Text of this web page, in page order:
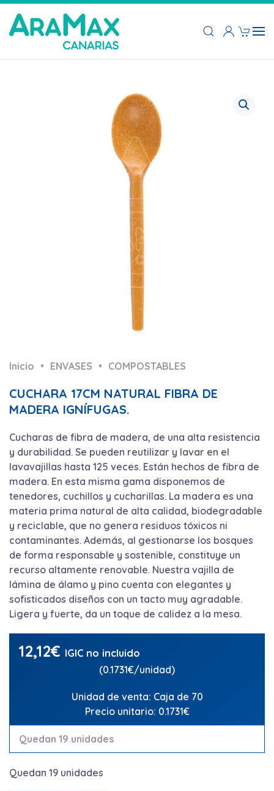
Inicio ENVASES COMPOSTABLES
CUCHARA 17CM NATURAL FIBRA DE
MADERA IGNÍFUGAS.
Cucharas de fibra de madera, de una alta resistencia
y durabilidad. Se pueden reutilizar y lavar en el
lavavajillas hasta 125 veces. Están hechos de fibra de
madera. En esta misma gama disponemos de
tenedores, cuchillos y cucharillas. La madera es una
materia prima natural de alta calidad, biodegradable
y reciclable, que no genera residuos tóxicos ni
contaminantes. Además, al gestionarse los bosques
de forma responsable y sostenible, constituye un
recurso altamente renovable. Nuestra vajilla de
lámina de álamo y pino cuenta con elegantes y
sofisticados diseños con un tacto muy agradable.
Ligera y fuerte, da un toque de calidez a la mesa.
12,12€ IGIC no incluido
(0.1731€/unidad)
Unidad de venta: Caja de 70
Precio unitario: 0.1731€
Quedan 19 unidades
Quedan 19 unidades